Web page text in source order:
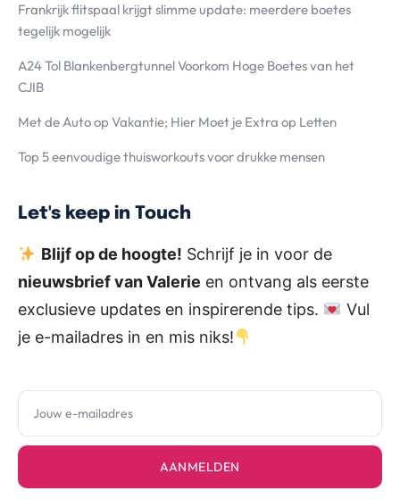
Frankrijk flitspaal krijgt slimme update: meerdere boetes
tegelijk mogelijk
A24 Tol Blankenbergtunnel Voorkom Hoge Boetes van het
CJIB
Met de Auto op Vakantie; Hier Moet je Extra op Letten
Top 5 eenvoudige thuisworkouts voor drukke mensen
Let's keep in Touch
Blijf op de hoogte! Schrijf je in voor de
nieuwsbrief van Valerie en ontvang als eerste
exclusieve updates en inspirerende tips.
Vul
je e-mailadres in en mis niks!
AANMELDEN